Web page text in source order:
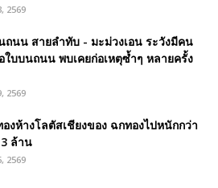
2569
ถนน สายลำทับ - มะม่วงเอน ระวังมีคน
ใบบนถนน พบเคยก่อเหตุซ้ำๆ หลายครั้ง
2569
งห้างโลตัสเชียงของ ฉกทองไปหนักกว่า
ล้าน
2569